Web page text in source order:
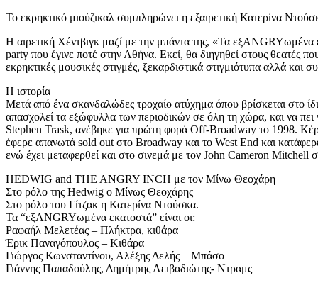
Το εκρηκτικό μιούζικαλ συμπληρώνει η εξαιρετική Κατερίνα
Η αιρετική Χέντβιγκ μαζί με την μπάντα της, «Τα εξANGRYωμένα
party που έγινε ποτέ στην Αθήνα. Εκεί, θα διηγηθεί στους θεατές
εκρηκτικές μουσικές στιγμές, ξεκαρδιστικά στιγμιότυπα αλλά
Η ιστορία
Μετά από ένα σκανδαλώδες τροχαίο ατύχημα όπου βρίσκεται στο
απασχολεί τα εξώφυλλα των περιοδικών σε όλη τη χώρα, και να
Stephen Trask, ανέβηκε για πρώτη φορά Off-Broadway το 1998.
έφερε απανωτά sold out στο Broadway και το West End και
ενώ έχει μεταφερθεί και στο σινεμά με τον John Cameron Mitchell
HEDWIG and THE ANGRY INCH με τον Μίνω Θεοχάρη
Στο ρόλο της Hedwig ο Μίνως Θεοχάρης
Στο ρόλο του Γίτζακ η Κατερίνα Ντούσκα.
Τα “εξANGRYωμένα εκατοστά” είναι οι:
Ραφαήλ Μελετέας – Πλήκτρα, κιθάρα
Έρικ Παναγόπουλος – Κιθάρα
Γιώργος Κωνσταντίνου, Αλέξης Δελής – Μπάσο
Γιάννης Παπαδούλης, Δημήτρης Λειβαδιώτης- Ντραμς